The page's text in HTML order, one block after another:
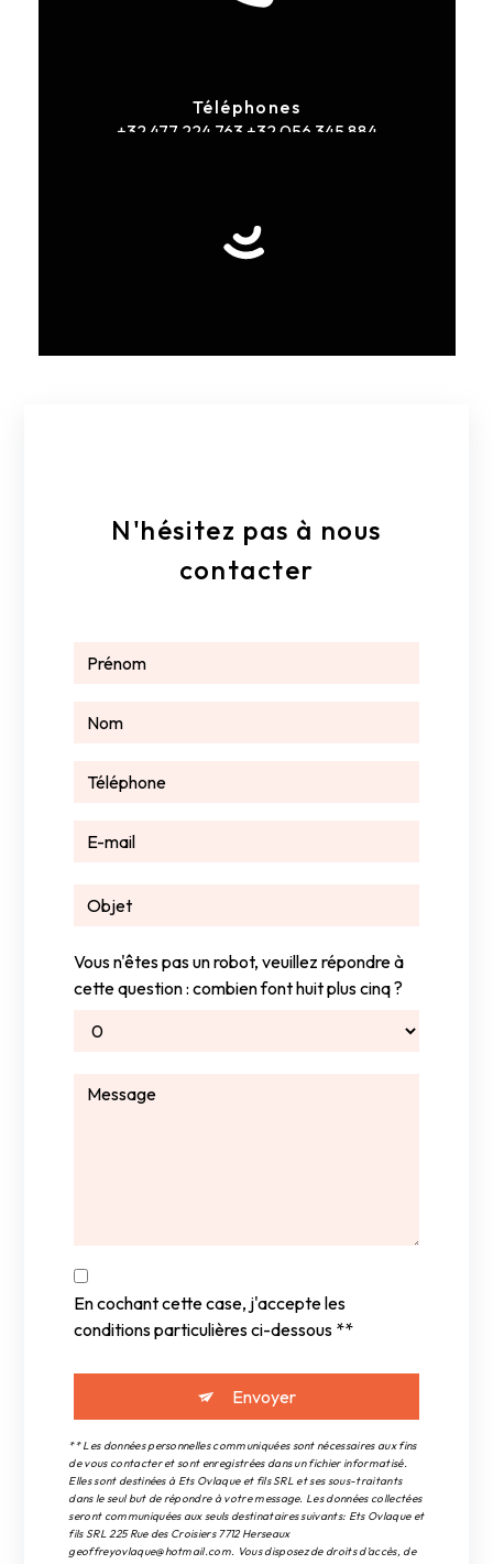
Téléphones
+32 477 224 763 +32 056 345 884
N'hésitez pas à nous
contacter
Vous n'êtes pas un robot, veuillez répondre à
cette question : combien font huit plus cinq ?
En cochant cette case, j'accepte les
conditions particulières ci-dessous **
Envoyer
** Les données personnelles communiquées sont nécessaires aux fins
de vous contacter et sont enregistrées dans un fichier informatisé.
Elles sont destinées à Ets Ovlaque et fils SRL et ses sous-traitants
dans le seul but de répondre à votre message. Les données collectées
seront communiquées aux seuls destinataires suivants: Ets Ovlaque et
fils SRL 225 Rue des Croisiers 7712 Herseaux
geoffreyovlaque@hotmail.com. Vous disposez de droits d’accès, de